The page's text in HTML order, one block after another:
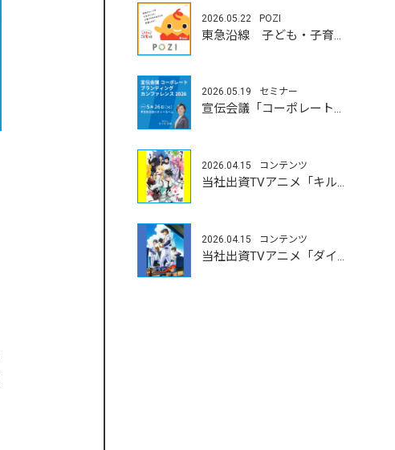
2026.05.22 POZI
2026.05.19 セミナー
宣伝会議「コーポレートブランディングカンファレンス」
2026.04.15 コンテンツ
当社出資TVアニメ「キルアオ」4/11（土）よりOA開始
2026.04.15 コンテンツ
当社出資TVアニメ「ダイヤのA actⅡ-Second Season-」4/5（日）よりOA開始